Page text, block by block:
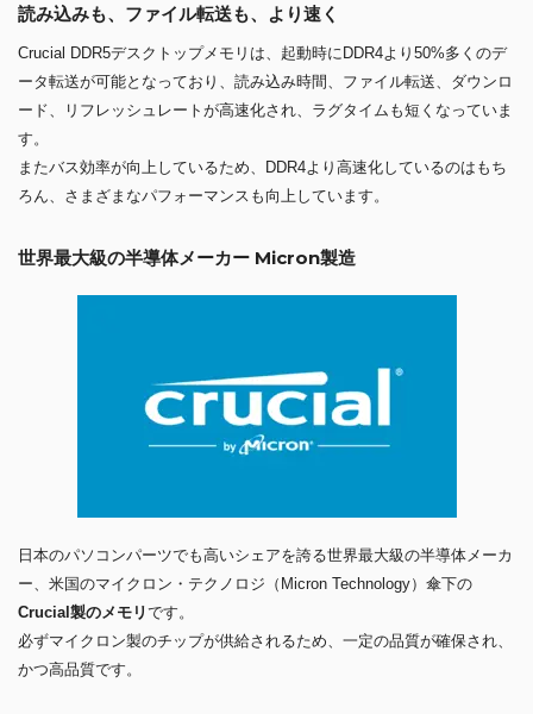
読み込みも、ファイル転送も、より速く
Crucial DDR5デスクトップメモリは、起動時にDDR4より50%多くのデ
ータ転送が可能となっており、読み込み時間、ファイル転送、ダウンロ
ード、リフレッシュレートが高速化され、ラグタイムも短くなっていま
す。
またバス効率が向上しているため、DDR4より高速化しているのはもち
ろん、さまざまなパフォーマンスも向上しています。
世界最大級の半導体メーカー Micron製造
日本のパソコンパーツでも高いシェアを誇る世界最大級の半導体メーカ
ー、米国のマイクロン・テクノロジ（Micron Technology）傘下の
Crucial製のメモリです。
必ずマイクロン製のチップが供給されるため、一定の品質が確保され、
かつ高品質です。